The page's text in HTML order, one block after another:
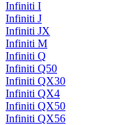
Infiniti I
Infiniti J
Infiniti JX
Infiniti M
Infiniti Q
Infiniti Q50
Infiniti QX30
Infiniti QX4
Infiniti QX50
Infiniti QX56